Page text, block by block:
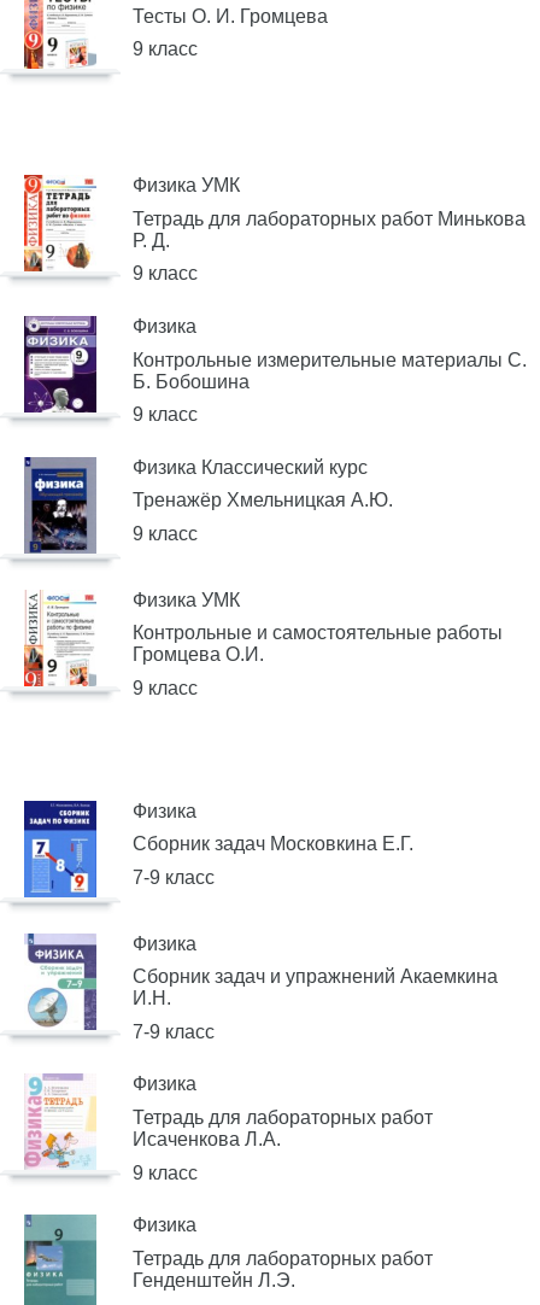
Тесты О. И. Громцева
9 класс
Физика УМК
Тетрадь для лабораторных работ Минькова
Р. Д.
9 класс
Физика
Контрольные измерительные материалы С.
Б. Бобошина
9 класс
Физика Классический курс
Тренажёр Хмельницкая А.Ю.
9 класс
Физика УМК
Контрольные и самостоятельные работы
Громцева О.И.
9 класс
Физика
Сборник задач Московкина Е.Г.
7-9 класс
Физика
Сборник задач и упражнений Акаемкина
И.Н.
7-9 класс
Физика
Тетрадь для лабораторных работ
Исаченкова Л.А.
9 класс
Физика
Тетрадь для лабораторных работ
Генденштейн Л.Э.